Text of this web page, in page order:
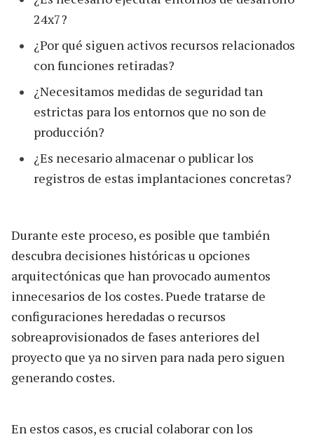
24x7?
¿Por qué siguen activos recursos relacionados
con funciones retiradas?
¿Necesitamos medidas de seguridad tan
estrictas para los entornos que no son de
producción?
¿Es necesario almacenar o publicar los
registros de estas implantaciones concretas?
Durante este proceso, es posible que también
descubra decisiones históricas u opciones
arquitectónicas que han provocado aumentos
innecesarios de los costes. Puede tratarse de
configuraciones heredadas o recursos
sobreaprovisionados de fases anteriores del
proyecto que ya no sirven para nada pero siguen
generando costes.
En estos casos, es crucial colaborar con los